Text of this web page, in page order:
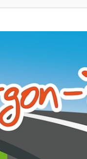
Partagez votre expérience.